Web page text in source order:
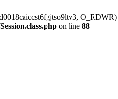
on line 88